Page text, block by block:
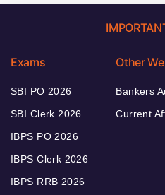
Exams
SBI PO 2026
SBI Clerk 2026
IBPS PO 2026
IBPS Clerk 2026
IBPS RRB 2026
Other
Bankers
Current